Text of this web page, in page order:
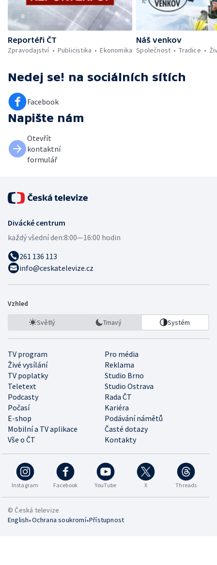
Reportéři ČT
Zpravodajství
Publicistika Ekonomika
Náš venkov
Společnost
Tradice
Nedej se! na sociálních sítích
Facebook
Napište nám
Otevřít
kontaktní
formulář
Divácké centrum
každý všední den:8:00—16:00 hodin
261 136 113
info@ceskatelevize.cz
Vzhled
Světlý Tmavý Systém
TV program
Pro média
Živé vysílání
Reklama
TV poplatky
Studio Brno
Teletext
Studio Ostrava
Podcasty
Rada ČT
Počasí
Kariéra
E-shop
Podávání námětů
Mobilní a TV aplikace
Časté dotazy
Vše o ČT
Kontakty
Instagram Facebook YouTube X Threads
© Česká televize
English•Ochrana soukromí•Přístupnost